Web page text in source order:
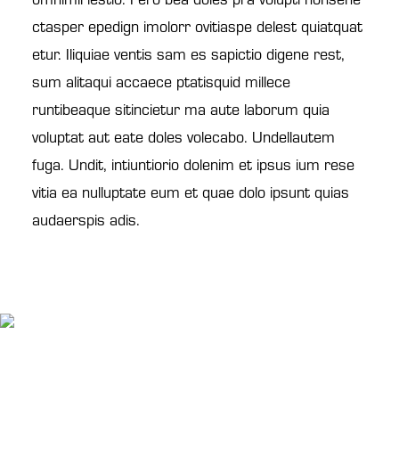
ctasper epedign imolorr ovitiaspe delest quiatquat
etur. Iliquiae ventis sam es sapictio digene rest,
sum alitaqui accaece ptatisquid millece
runtibeaque sitincietur ma aute laborum quia
voluptat aut eate doles volecabo. Undellautem
fuga. Undit, intiuntiorio dolenim et ipsus ium rese
vitia ea nulluptate eum et quae dolo ipsunt quias
audaerspis adis.